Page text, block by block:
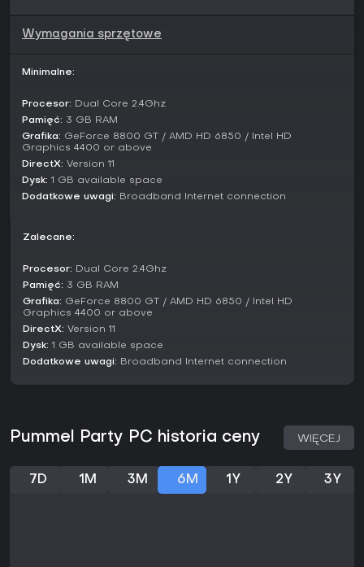
Czy warto grać?
znajomymi, Pummel Party gwarantuje solidną dawkę frajdy
Pozytywne opinie chwalą świetny design minigier i
mechaniki planszy jako główne atuty, czyniąc ją
doskonałym wyborem dla fanów gier imprezowych. Z
ciągłym zaangażowaniem graczy i wsparciem botów dla
elastycznych grup, sprawdza się w casualowych partiach,
choć błyszczy w pełnych lobby. Jeśli pociąga cię
absurdalny chaos testujący przyjaźnie, to wartościowy tytuł
Wymagania sprzętowe
Minimalne:
Procesor: Dual Core 2.4Ghz
Pamięć: 3 GB RAM
Grafika: GeForce 8800 GT / AMD HD 6850 / Intel HD
Graphics 4400 or above
DirectX: Version 11
Dysk: 1 GB available space
Dodatkowe uwagi: Broadband Internet connection
Zalecane:
Procesor: Dual Core 2.4Ghz
Pamięć: 3 GB RAM
Grafika: GeForce 8800 GT / AMD HD 6850 / Intel HD
Graphics 4400 or above
DirectX: Version 11
Dysk: 1 GB available space
Dodatkowe uwagi: Broadband Internet connection
Pummel Party PC historia ceny WIĘCEJ
7D 1M 3M 6M 1Y 2Y 3Y